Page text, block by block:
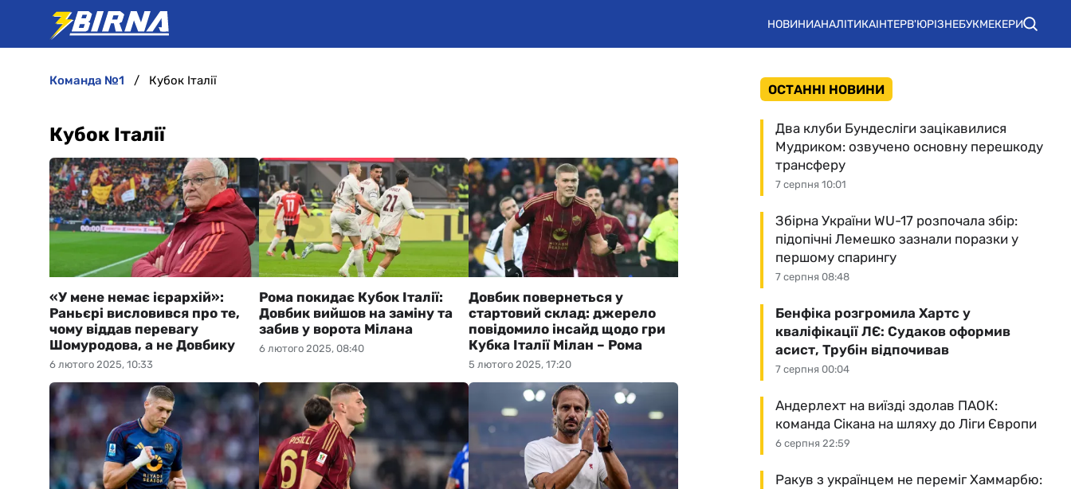
НОВИНИАНАЛІТИКАІНТЕРВ'ЮРІЗНЕБУКМЕКЕРИ
команда №1 Кубок Італії
Кубок Італії
6 лютого 2025, 10:33
«У мене немає ієрархій»:
Раньєрі висловився про те,
чому віддав перевагу
Шомуродова, а не Довбику
6 лютого 2025, 08:40
Рома покидає Кубок Італії:
Довбик вийшов на заміну та
забив у ворота Мілана
5 лютого 2025, 17:20
Довбик повернеться у
стартовий склад: джерело
повідомило інсайд щодо гри
Кубка Італії Мілан – Рома
ОСТАННІ НОВИНИ
7 серпня 10:01
Два клуби Бундесліги зацікавилися
Мудриком: озвучено основну перешкоду
трансферу
7 серпня 08:48
Збірна України WU-17 розпочала збір:
підопічні Лемешко зазнали поразки у
першому спарингу
7 серпня 00:04
Бенфіка розгромила Хартс у
кваліфікації ЛЄ: Судаков оформив
асист, Трубін відпочивав
6 серпня 22:59
Андерлехт на виїзді здолав ПАОК:
команда Сікана на шляху до Ліги Європи
Ракув з українцем не переміг Хаммарбю: